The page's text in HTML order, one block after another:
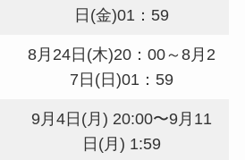
日(金)01：59
8月24日(木)20：00～8月2
7日(日)01：59
9月4日(月) 20:00〜9月11
日(月) 1:59